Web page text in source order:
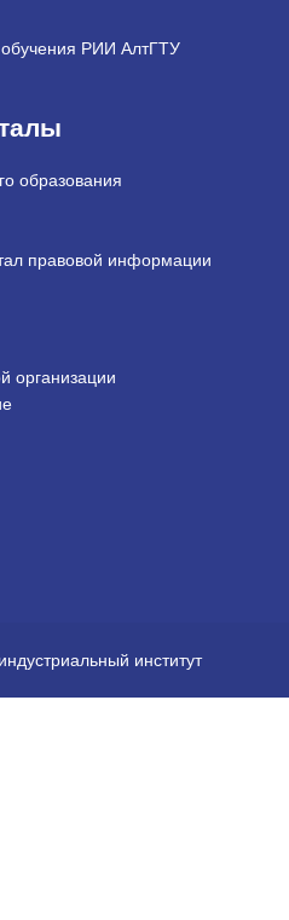
обучения РИИ АлтГТУ
образования
правовой информации
организации
институт